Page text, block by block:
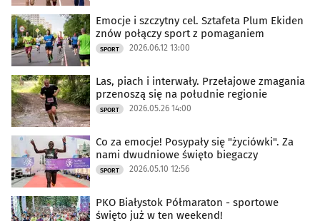
Emocje i szczytny cel. Sztafeta Plum Ekiden
znów połączy sport z pomaganiem
SPORT 2026.06.12 13:00
Las, piach i interwały. Przełajowe zmagania
przenoszą się na południe regionie
SPORT 2026.05.26 14:00
Co za emocje! Posypały się "życiówki". Za
nami dwudniowe święto biegaczy
SPORT 2026.05.10 12:56
PKO Białystok Półmaraton - sportowe
święto już w ten weekend!